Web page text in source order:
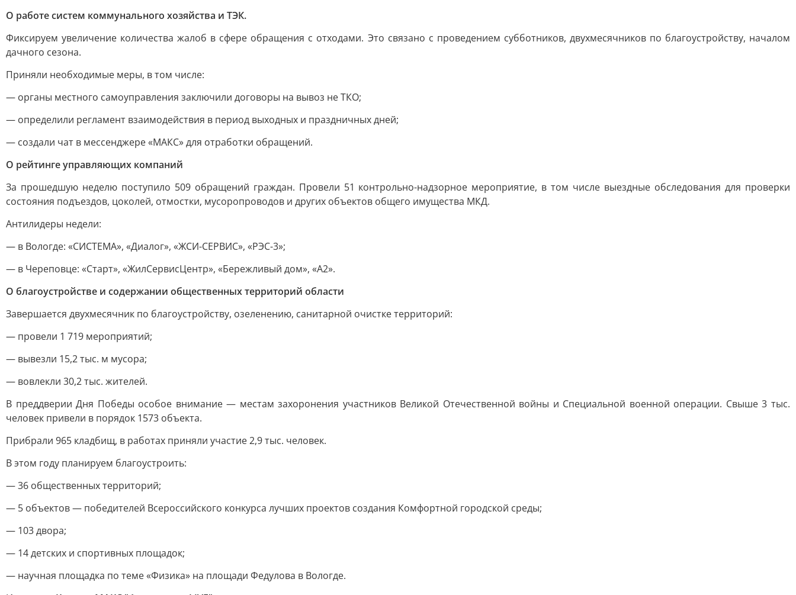
О работе систем коммунального хозяйства и ТЭК.
Фиксируем увеличение количества жалоб в сфере обращения с отходами. Это связано с проведением субботников, двухмесячников по благоустройству, началом
дачного сезона.
Приняли необходимые меры, в том числе:
— органы местного самоуправления заключили договоры на вывоз не ТКО;
— определили регламент взаимодействия в период выходных и праздничных дней;
— создали чат в мессенджере «МАКС» для отработки обращений.
О рейтинге управляющих компаний
За прошедшую неделю поступило 509 обращений граждан. Провели 51 контрольно-надзорное мероприятие, в том числе выездные обследования для проверки
состояния подъездов, цоколей, отмостки, мусоропроводов и других объектов общего имущества МКД.
Антилидеры недели:
— в Вологде: «СИСТЕМА», «Диалог», «ЖСИ-СЕРВИС», «РЭС-3»;
— в Череповце: «Старт», «ЖилСервисЦентр», «Бережливый дом», «А2».
О благоустройстве и содержании общественных территорий области
Завершается двухмесячник по благоустройству, озеленению, санитарной очистке территорий:
— провели 1 719 мероприятий;
— вывезли 15,2 тыс. м мусора;
— вовлекли 30,2 тыс. жителей.
В преддверии Дня Победы особое внимание — местам захоронения участников Великой Отечественной войны и Специальной военной операции. Свыше 3 тыс.
человек привели в порядок 1573 объекта.
Прибрали 965 кладбищ, в работах приняли участие 2,9 тыс. человек.
В этом году планируем благоустроить:
— 36 общественных территорий;
— 5 объектов — победителей Всероссийского конкурса лучших проектов создания Комфортной городской среды;
— 103 двора;
— 14 детских и спортивных площадок;
— научная площадка по теме «Физика» на площади Федулова в Вологде.